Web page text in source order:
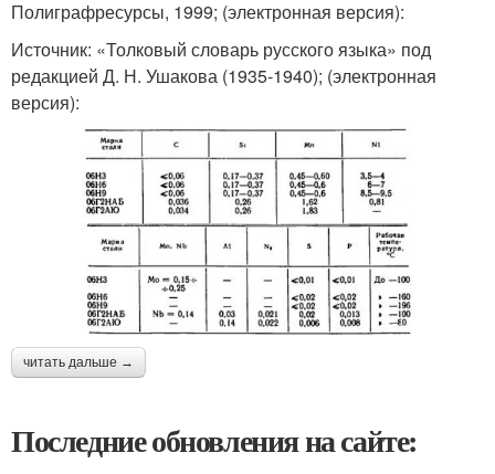
Полиграфресурсы, 1999; (электронная версия):
Источник: «Толковый словарь русского языка» под
редакцией Д. Н. Ушакова (1935-1940); (электронная
версия):
читать дальше →
Последние обновления на сайте: